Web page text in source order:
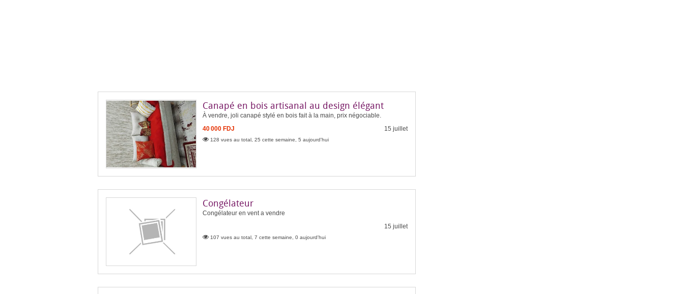
Canapé en bois artisanal au design élégant
À vendre, joli canapé stylé en bois fait à la main, prix négociable.
40 000 FDJ
15 juillet
128 vues au total, 25 cette semaine, 5 aujourd'hui
Congélateur
Congélateur en vent a vendre
15 juillet
107 vues au total, 7 cette semaine, 0 aujourd'hui